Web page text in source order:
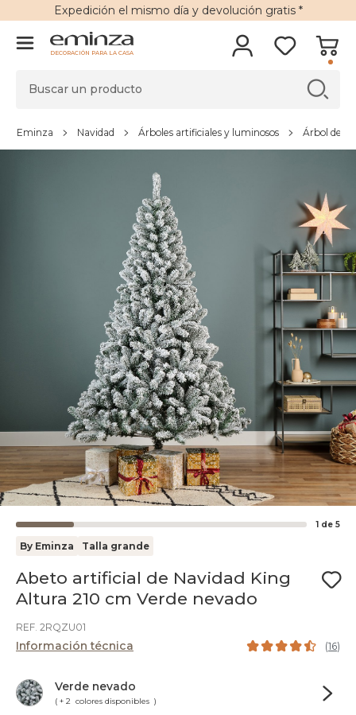
Expedición el mismo día y devolución gratis*
DECORACIÓN PARA LA CASA
Eminza Navidad Árboles artificiales y luminosos Árbol de
1 de 5
By Eminza Talla grande
Abeto artificial de Navidad King
Altura 210 cm Verde nevado
REF. 2RQZU01
Información técnica (16)
Verde nevado
( + 2 colores disponibles )